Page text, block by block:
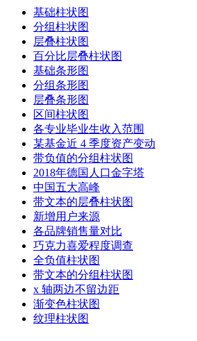
基础柱状图
分组柱状图
层叠柱状图
百分比层叠柱状图
基础条形图
分组条形图
层叠条形图
区间柱状图
各专业毕业生收入范围
某基金近 4 季度资产变动
带负值的分组柱状图
2018年德国人口金字塔
中国五大高峰
带文本的层叠柱状图
新增用户来源
各品牌销售量对比
巧克力喜爱程度调查
全负值柱状图
带文本的分组柱状图
x 轴两边不留边距
渐变色柱状图
纹理柱状图